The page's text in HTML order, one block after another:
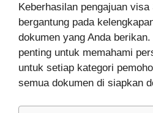
Keberhasilan pengajuan
bergantung pada
dokumen yang Anda
penting untuk memahami
untuk setiap kategori
semua dokumen di siapkan